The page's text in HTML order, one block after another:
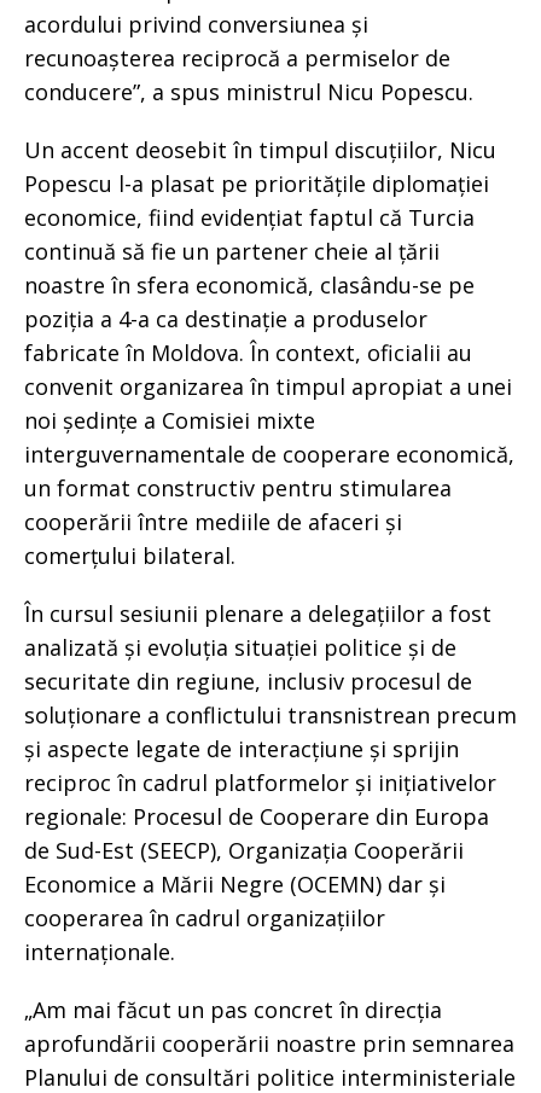
acordului privind conversiunea și
recunoașterea reciprocă a permiselor de
conducere”, a spus ministrul Nicu Popescu.
Un accent deosebit în timpul discuțiilor, Nicu
Popescu l-a plasat pe prioritățile diplomației
economice, fiind evidențiat faptul că Turcia
continuă să fie un partener cheie al țării
noastre în sfera economică, clasându-se pe
poziția a 4-a ca destinație a produselor
fabricate în Moldova. În context, oficialii au
convenit organizarea în timpul apropiat a unei
noi ședințe a Comisiei mixte
interguvernamentale de cooperare economică,
un format constructiv pentru stimularea
cooperării între mediile de afaceri și
comerțului bilateral.
În cursul sesiunii plenare a delegațiilor a fost
analizată și evoluția situației politice și de
securitate din regiune, inclusiv procesul de
soluționare a conflictului transnistrean precum
și aspecte legate de interacțiune și sprijin
reciproc în cadrul platformelor și inițiativelor
regionale: Procesul de Cooperare din Europa
de Sud-Est (SEECP), Organizația Cooperării
Economice a Mării Negre (OCEMN) dar și
cooperarea în cadrul organizațiilor
internaționale.
„Am mai făcut un pas concret în direcția
aprofundării cooperării noastre prin semnarea
Planului de consultări politice interministeriale